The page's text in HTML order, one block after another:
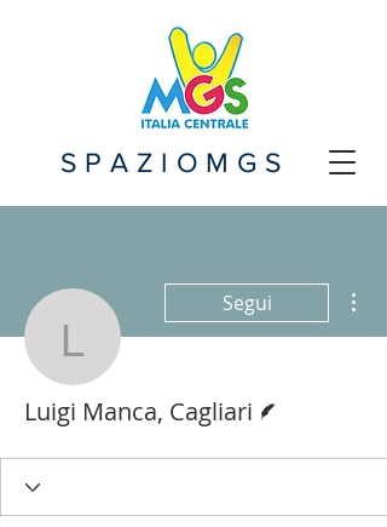
SPAZIOMGS
Luigi Manca,
Segui
Luigi Manca, Cagliari